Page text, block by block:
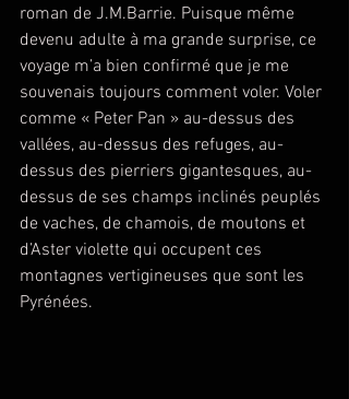
roman de J.M.Barrie. Puisque même
devenu adulte à ma grande surprise, ce
voyage m’a bien confirmé que je me
souvenais toujours comment voler. Voler
comme « Peter Pan » au-dessus des
vallées, au-dessus des refuges, au-
dessus des pierriers gigantesques, au-
dessus de ses champs inclinés peuplés
de vaches, de chamois, de moutons et
d’Aster violette qui occupent ces
montagnes vertigineuses que sont les
Pyrénées.